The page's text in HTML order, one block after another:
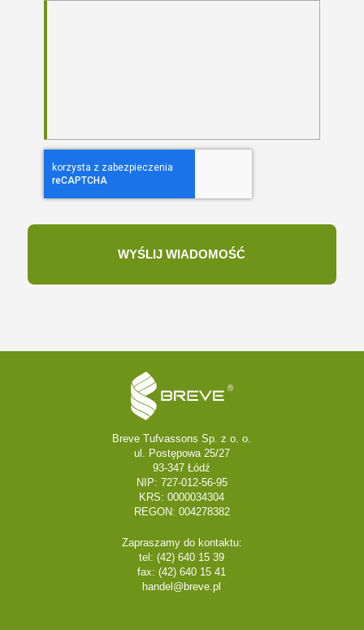
Breve Tufvassons Sp. z o. o.
ul. Postępowa 25/27
93-347 Łódź
NIP: 727-012-56-95
KRS: 0000034304
REGON: 004278382
Zapraszamy do kontaktu:
tel: (42) 640 15 39
fax: (42) 640 15 41
handel@breve.pl